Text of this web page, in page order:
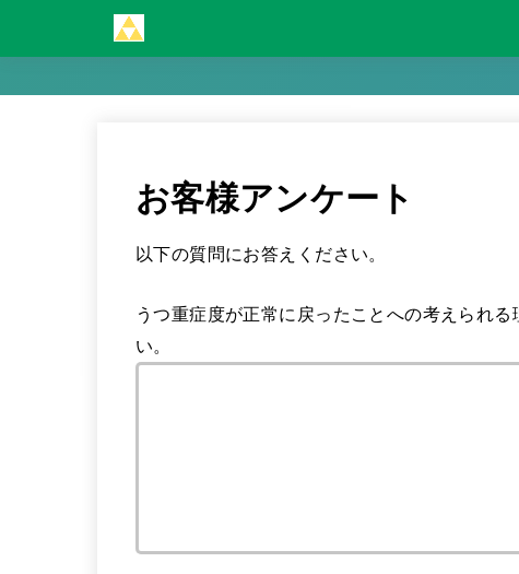
お客様アンケート
以下の質問にお答えください。
うつ重症度が正常に戻ったことへの考えられ
い。